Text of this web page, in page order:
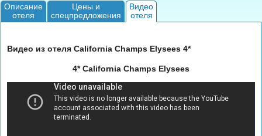
Описание
отеля
Цены и
спецпредложения
Видео
отеля
Видео из отеля California Champs Elysees 4*
4* California Champs Elysees